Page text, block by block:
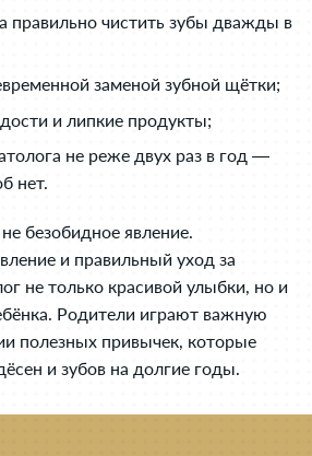
правильно чистить зубы дважды в
заменой зубной щётки;
и липкие продукты;
не реже двух раз в год —
нет.
безобидное явление.
и правильный уход за
не только красивой улыбки, но и
Родители играют важную
полезных привычек, которые
и зубов на долгие годы.